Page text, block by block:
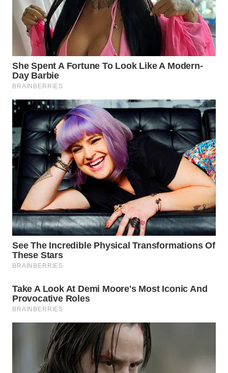
WN
NATUNA
WN
BINTAN
WN
MANDALIKA
WN
LIKUPANG
WN
LABUANBAJO
BORNEO
Wahana
Media
Group
WAHANA
NEWS
WAHANA
WAHANA
ADVOKAT